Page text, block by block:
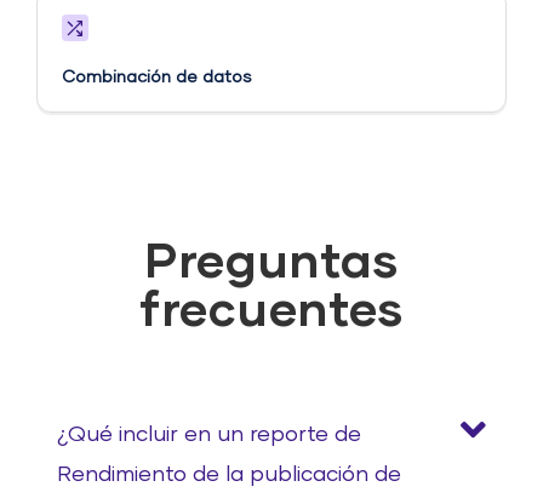
Combinación de datos
Preguntas
frecuentes
¿Qué incluir en un reporte de
Rendimiento de la publicación de